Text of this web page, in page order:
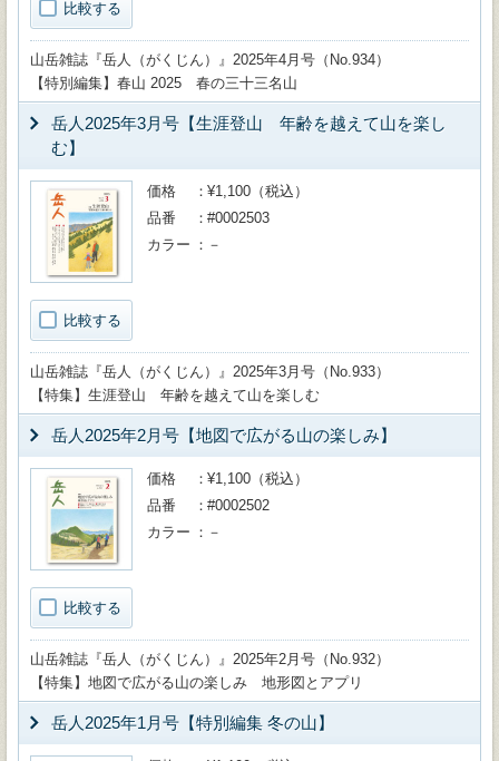
比較する
山岳雑誌『岳人（がくじん）』2025年4月号（No.934）
【特別編集】春山 2025 春の三十三名山
岳人2025年3月号【生涯登山 年齢を越えて山を楽し
む】
比較する
価格
¥1,100（税込）
品番
#0002503
カラー
－
山岳雑誌『岳人（がくじん）』2025年3月号（No.933）
【特集】生涯登山 年齢を越えて山を楽しむ
岳人2025年2月号【地図で広がる山の楽しみ】
比較する
価格
¥1,100（税込）
品番
#0002502
カラー
－
山岳雑誌『岳人（がくじん）』2025年2月号（No.932）
【特集】地図で広がる山の楽しみ 地形図とアプリ
岳人2025年1月号【特別編集 冬の山】